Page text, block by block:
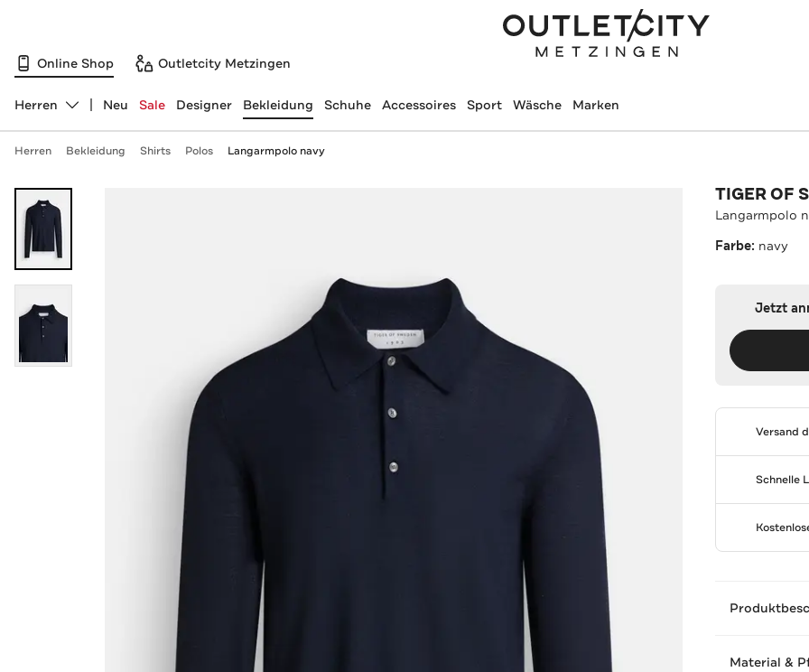
Online Shop Outletcity Metzingen
Abteilung ändern, ausgewählt:
Herren Neu Sale Designer Bekleidung Schuhe Accessoires Sport Wäsche Marken
Herren Bekleidung Shirts Polos Langarmpolo navy
TIGER OF
Langarmpolo
Farbe: navy
Jetzt
Versand
Schnelle
Material &